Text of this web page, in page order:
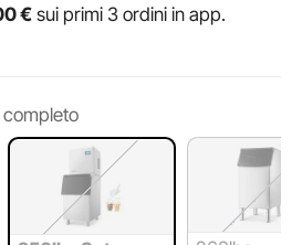
€ sui primi 3 ordini in app.